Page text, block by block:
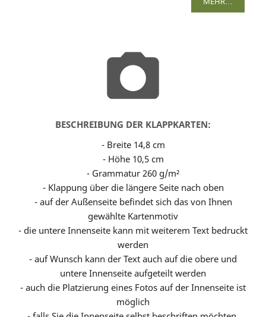
BESCHREIBUNG DER KLAPPKARTEN:
- Breite 14,8 cm
- Höhe 10,5 cm
- Grammatur 260 g/m²
- Klappung über die längere Seite nach oben
- auf der Außenseite befindet sich das von Ihnen
gewählte Kartenmotiv
- die untere Innenseite kann mit weiterem Text bedruckt
werden
- auf Wunsch kann der Text auch auf die obere und
untere Innenseite aufgeteilt werden
- auch die Platzierung eines Fotos auf der Innenseite ist
möglich